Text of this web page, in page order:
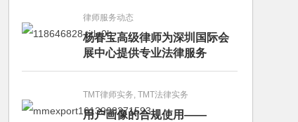
律师服务动态
杨春宝高级律师为深圳国际会
展中心提供专业法律服务
TMT律师实务, TMT法律实务
用户画像的合规使用——